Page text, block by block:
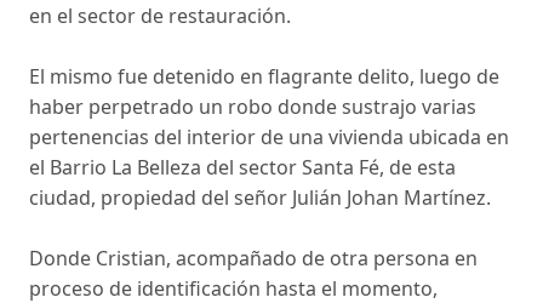
en el sector de restauración.
El mismo fue detenido en flagrante delito, luego de
haber perpetrado un robo donde sustrajo varias
pertenencias del interior de una vivienda ubicada en
el Barrio La Belleza del sector Santa Fé, de esta
ciudad, propiedad del señor Julián Johan Martínez.
Donde Cristian, acompañado de otra persona en
proceso de identificación hasta el momento,